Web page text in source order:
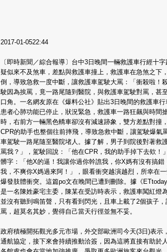
2017-01-0522:44
〔即時新聞／綜合報導〕台中3日晚間一輛救護車行經十
疑似來不及煞車，差點與救護車撞上，救護車在急煞之下
倒，導致急救一度中斷，讓救護車駕駛大罵：「衝殺啦！
駛因為挨罵，竟一路尾隨到醫院，與救護車駕駛對罵，甚
口角。一名網友原在《爆料公社》貼出3日晚間的救護車
患者心肺功能已停止，狀況緊急，救護車一路狂飆與時間
時，右前方一輛黑色轎車卻沒有減速跡象，雙方差點對撞
CPR的助手也整個往前摔飛，導致急救中斷，讓駕駛爆氣
車駕駛一路尾隨至醫院堵人。據了解，男子到院後對著救
罵我？」，駕駛回說：「他在CPR，我的助手掉下去欸！
髒字：「他X的逼！我讓你過你幹譙我，你X媽有沒有搞
我，不爽你X媽過來阿！」，眼看衝突越演越烈，所幸在
爆發肢體衝突。這篇po文在晚間已遭到刪除。據《
是一名陳姓豪宅主委，陳某在受訪時表示，救護車闖紅燈
並沒有聽到鳴笛聲，只有看到閃光，且車上載了2個孩子
罵，超莫名其妙，覺得自己當天行徑並無不妥。
政府積極開拓觀光多元市場，外交部歐洲司今天(3日)表示
通航協定，接下來會持續推動洽簽，因為這將直接有助於